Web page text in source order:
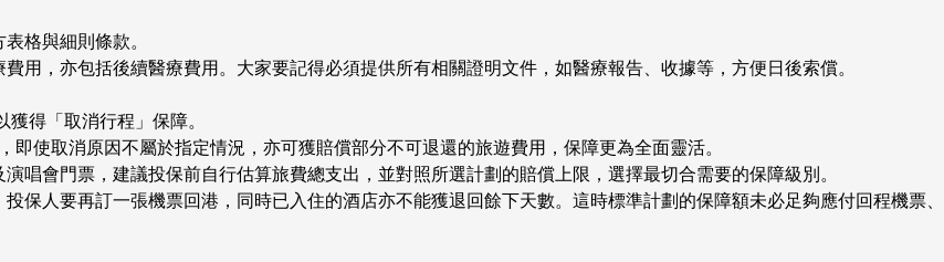
格與細則條款。
用，亦包括後續醫療費用。大家要記得必須提供所有相關證明文件，如醫療報告、收據等，方便日後索償。
得「取消行程」保障。
使取消原因不屬於指定情況，亦可獲賠償部分不可退還的旅遊費用，保障更為全面靈活。
唱會門票，建議投保前自行估算旅費總支出，並對照所選計劃的賠償上限，選擇最切合需要的保障級別。
保人要再訂一張機票回港，同時已入住的酒店亦不能獲退回餘下天數。這時標準計劃的保障額未必足夠應付回程機票、